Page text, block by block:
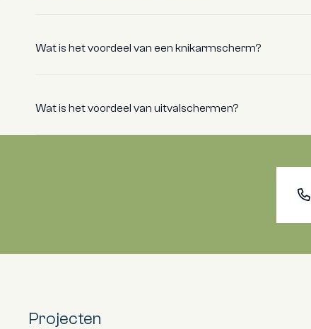
Wat is het voordeel van een knikarmscherm?
Wat is het voordeel van uitvalschermen?
Projecten